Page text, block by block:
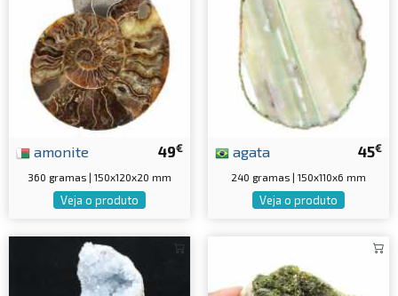
49€
amonite
360 gramas | 150x120x20 mm
Veja o produto
45€
agata
240 gramas | 150x110x6 mm
Veja o produto